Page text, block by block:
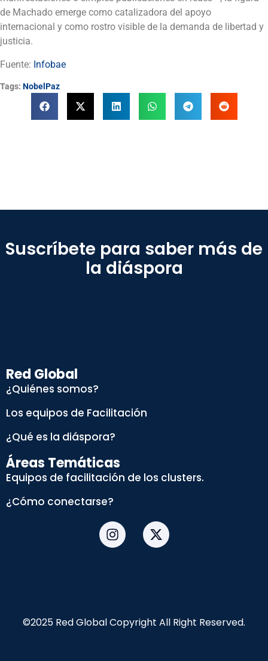
de Machado emerge como catalizadora del apoyo
internacional y como rostro visible de la demanda de libertad y
justicia.
Fuente: Infobae
Tags: NobelPaz
Suscríbete para saber más de
la diáspora
Red Global
¿Quiénes somos?
Los equipos de Facilitación
¿Qué es la diáspora?
Áreas Temáticas
Equipos de facilitación de los clusters.
¿Cómo conectarse?
©2025 Red Global Copyright All Right Reserved.